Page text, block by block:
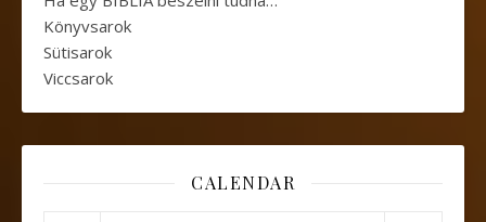
Könyvsarok
Sütisarok
Viccsarok
CALENDAR